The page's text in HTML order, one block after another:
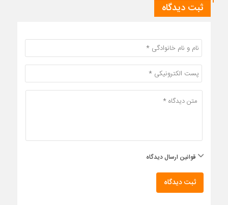
ثبت دیدگاه
قوانین ارسال دیدگاه
ثبت دیدگاه